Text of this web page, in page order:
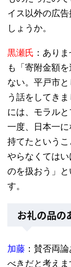
イス以外の広
しょうか。
黒瀬氏 ：あり
も「寄附金額
ない。平戸市
う話をしてき
には、モラルと
一度、日本一
持てたという
やらなくては
のを扱おう」
す。
お礼の品の
加藤 ：賛否両
べきだと考えま